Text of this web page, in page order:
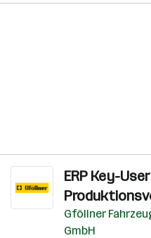
ERP Key-
Gföllner
GmbH